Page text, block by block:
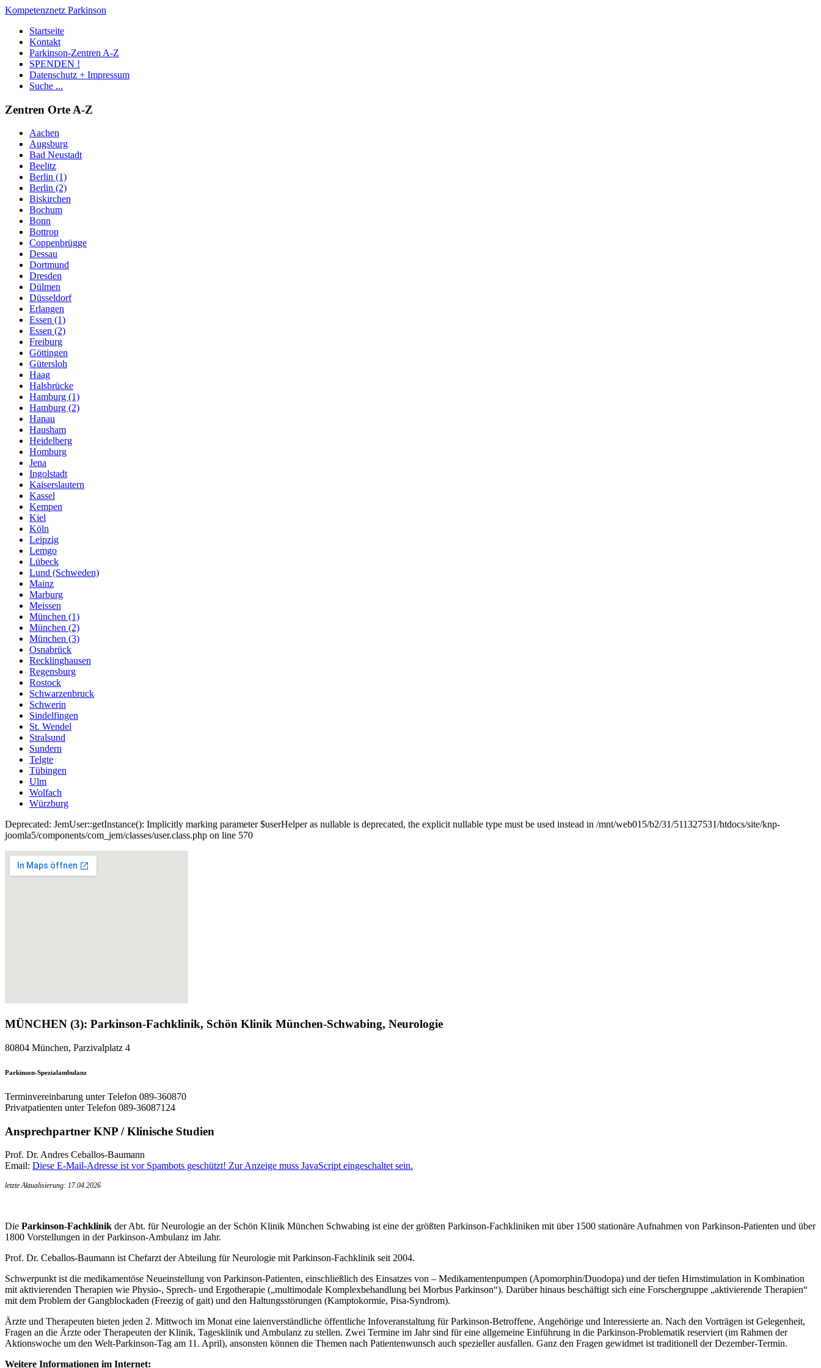
Kompetenznetz Parkinson
Startseite
Kontakt
Parkinson-Zentren A-Z
SPENDEN !
Datenschutz + Impressum
Suche ...
Zentren Orte A-Z
Aachen
Augsburg
Bad Neustadt
Beelitz
Berlin (1)
Berlin (2)
Biskirchen
Bochum
Bonn
Bottrop
Coppenbrügge
Dessau
Dortmund
Dresden
Dülmen
Düsseldorf
Erlangen
Essen (1)
Essen (2)
Freiburg
Göttingen
Gütersloh
Haag
Halsbrücke
Hamburg (1)
Hamburg (2)
Hanau
Hausham
Heidelberg
Homburg
Jena
Ingolstadt
Kaiserslautern
Kassel
Kempen
Kiel
Köln
Leipzig
Lemgo
Lübeck
Lund (Schweden)
Mainz
Marburg
Meissen
München (1)
München (2)
München (3)
Osnabrück
Recklinghausen
Regensburg
Rostock
Schwarzenbruck
Schwerin
Sindelfingen
St. Wendel
Stralsund
Sundern
Telgte
Tübingen
Ulm
Wolfach
Würzburg
Deprecated: JemUser::getInstance(): Implicitly marking parameter $userHelper as nullable is deprecated, the explicit nullable type must be used instead in /mnt/web015/b2/31/511327531/htdocs/site/knp-
joomla5/components/com_jem/classes/user.class.php on line 570
MÜNCHEN (3): Parkinson-Fachklinik, Schön Klinik München-Schwabing, Neurologie
80804 München, Parzivalplatz 4
Parkinson-Spezialambulanz
Terminvereinbarung unter Telefon 089-360870
Privatpatienten unter Telefon 089-36087124
Ansprechpartner KNP / Klinische Studien
Prof. Dr. Andres Ceballos-Baumann
Email: Diese E-Mail-Adresse ist vor Spambots geschützt! Zur Anzeige muss JavaScript eingeschaltet sein.
letzte Aktualisierung: 17.04.2026
Die Parkinson-Fachklinik der Abt. für Neurologie an der Schön Klinik München Schwabing ist eine der größten Parkinson-Fachkliniken mit über 1500 stationäre Aufnahmen von Parkinson-Patienten und über
1800 Vorstellungen in der Parkinson-Ambulanz im Jahr.
Prof. Dr. Ceballos-Baumann ist Chefarzt der Abteilung für Neurologie mit Parkinson-Fachklinik seit 2004.
Schwerpunkt ist die medikamentöse Neueinstellung von Parkinson-Patienten, einschließlich des Einsatzes von – Medikamentenpumpen (Apomorphin/Duodopa) und der tiefen Hirnstimulation in Kombination
mit aktivierenden Therapien wie Physio-, Sprech- und Ergotherapie („multimodale Komplexbehandlung bei Morbus Parkinson“). Darüber hinaus beschäftigt sich eine Forschergruppe „aktivierende Therapien“
mit dem Problem der Gangblockaden (Freezig of gait) und den Haltungsstörungen (Kamptokormie, Pisa-Syndrom).
Ärzte und Therapeuten bieten jeden 2. Mittwoch im Monat eine laienverständliche öffentliche Infoveranstaltung für Parkinson-Betroffene, Angehörige und Interessierte an. Nach den Vorträgen ist Gelegenheit,
Fragen an die Ärzte oder Therapeuten der Klinik, Tagesklinik und Ambulanz zu stellen. Zwei Termine im Jahr sind für eine allgemeine Einführung in die Parkinson-Problematik reserviert (im Rahmen der
Aktionswoche um den Welt-Parkinson-Tag am 11. April), ansonsten können die Themen nach Patientenwunsch auch spezieller ausfallen. Ganz den Fragen gewidmet ist traditionell der Dezember-Termin.
Weitere Informationen im Internet: